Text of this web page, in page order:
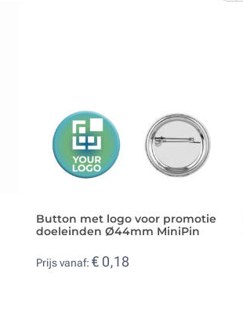
Button met logo voor promotie
doeleinden Ø44mm MiniPin
Prijs vanaf: € 0,18